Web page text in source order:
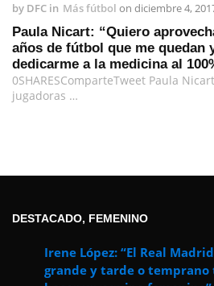
by DFC in Más fútbol on diciembre 4,
Paula Nicart: “Quiero
años de fútbol que me quedan
dedicarme a la medicina al
0SHARESComparteTweet Paula
jugadoras …
DESTACADO, FEMENINO
Irene López: “El Real
grande y tarde o temprano